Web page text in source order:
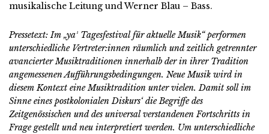
musikalische Leitung und Werner Blau – Bass.
Pressetext: Im „ya¹ Tagesfestival für aktuelle Musik“ performen
unterschiedliche Vertreter:innen räumlich und zeitlich getrennter
avancierter Musiktraditionen innerhalb der in ihrer Tradition
angemessenen Aufführungsbedingungen. Neue Musik wird in
diesem Kontext eine Musiktradition unter vielen. Damit soll im
Sinne eines postkolonialen Diskurs‘ die Begriffe des
Zeitgenössischen und des universal verstandenen Fortschritts in
Frage gestellt und neu interpretiert werden. Um unterschiedliche